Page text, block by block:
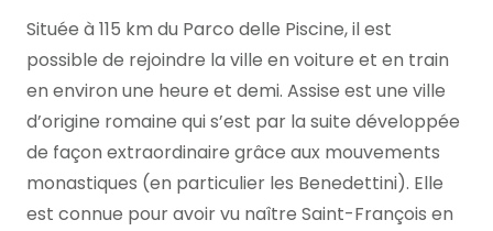
Située à 115 km du Parco delle Piscine, il est
possible de rejoindre la ville en voiture et en train
en environ une heure et demi. Assise est une ville
d’origine romaine qui s’est par la suite développée
de façon extraordinaire grâce aux mouvements
monastiques (en particulier les Benedettini). Elle
est connue pour avoir vu naître Saint-François en